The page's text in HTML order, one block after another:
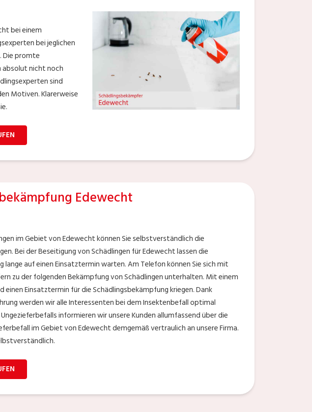
bei einem
bei jeglichen
Die promte
absolut nicht noch
sind
Motiven. Klarerweise
Edewecht
im Gebiet von Edewecht können Sie selbstverständlich die
Bei der Beseitigung von Schädlingen für Edewecht lassen die
auf einen Einsatztermin warten. Am Telefon können Sie sich mit
zu der folgenden Bekämpfung von Schädlingen unterhalten. Mit einem
einen Einsatztermin für die Schädlingsbekämpfung kriegen. Dank
werden wir alle Interessenten bei dem Insektenbefall optimal
informieren wir unsere Kunden allumfassend über die
im Gebiet von Edewecht demgemäß vertraulich an unsere Firma.